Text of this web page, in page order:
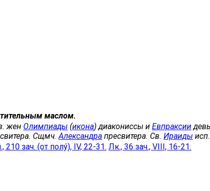
маслом.
жен Олимпиады (икона) диакониссы и Евпраксии
Сщмч. Александра пресвитера. Св. Ираиды исп.
210 зач. (от полу́), IV, 22-31. Лк., 36 зач., VIII, 16-21.